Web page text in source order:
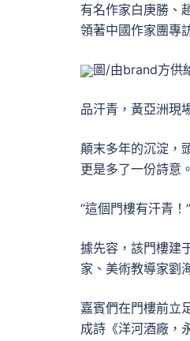
有名作家白庚勝、
領著中國作家團專
圖/由brand方供
品汗青，黃亞洲現
顛末多年的沉淀，
更是多了一份詩意。
“這個門樓有汗青
據先容，該門樓建
家、美術教導家劉
嘉賓們在門樓前立
成詩《洋河酒廠，